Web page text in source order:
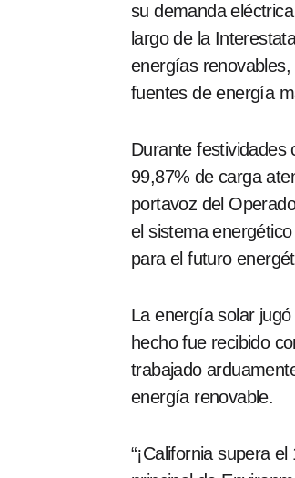
su demanda
largo de la
energías
fuentes de energía
Durante festividades
99,87% de carga
portavoz del
el sistema
para el futuro
La energía solar
hecho fue recibido
trabajado
energía renovable.
“¡California supera